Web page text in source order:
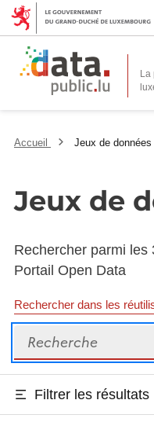
La
Accueil Jeux de données
Jeux de
Rechercher parmi les
Portail Open Data
Rechercher dans les
Recherche
Filtrer les résultats